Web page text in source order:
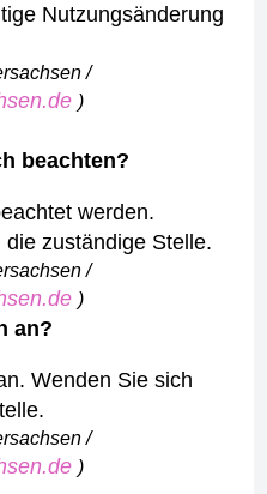
Nutzungsänderung
/
)
beachten?
werden.
zuständige Stelle.
/
)
an?
Wenden Sie sich
/
)